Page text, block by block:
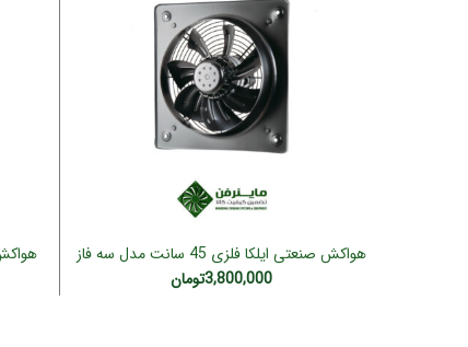
اطلاعات بیشترهواکش صنعتی ایلکا فلزی 45 سانت مدل سه فاز
LEC-45L/F4T (ژنیران)
3,800,000تومان